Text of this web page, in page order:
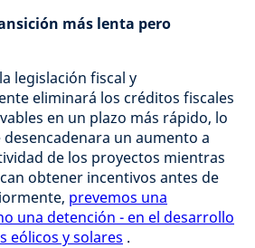
más lenta pero
legislación fiscal y
eliminará los créditos fiscales
en un plazo más rápido, lo
un aumento a
de los proyectos mientras
obtener incentivos antes de
prevemos una
una detención - en el desarrollo
eólicos y solares .